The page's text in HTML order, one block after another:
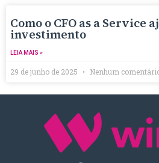
Como o CFO as a Service
investimento
LEIA MAIS »
29 de junho de 2025 Nenhum